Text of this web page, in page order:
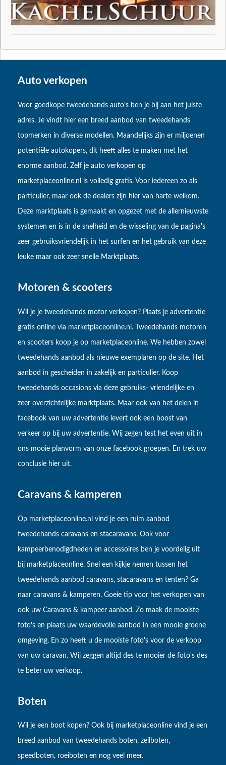
Auto verkopen
Voor goedkope tweedehands auto’s ben je bij aan het juiste
adres. Je vindt hier een breed aanbod van tweedehands
topmerken in diverse modellen. Maandelijks zijn er miljoenen
potentiële autokopers, dit heeft alles te maken met het
enorme aanbod. Zelf je auto verkopen op
marketplaceonline.nl is volledig gratis. Voor iedereen zo als
particulier, maar ook de dealers zijn hier van harte welkom.
Deze marktplaats is gemaakt en opgezet met de allernieuwste
systemen en is in de snelheid en de wisseling van de pagina's
zeer gebruiksvriendelijk in het surfen en het gebruik van deze
leuke maar ook zeer snelle Marktplaats.
Motoren & scooters
Wil je je tweedehands motor verkopen? Plaats je advertentie
gratis online via marketplaceonline.nl. Tweedehands motoren
en scooters koop je op marketplaceonline. We hebben zowel
tweedehands aanbod als nieuwe exemplaren op de site. Het
aanbod in gescheiden in zakelijk en particulier. Koop
tweedehands occasions via deze gebruiks- vriendelijke en
zeer overzichtelijke marktplaats. Maar ook van het delen in
facebook van uw advertentie levert ook een boost van
verkeer op bij uw advertentie. Wij zegen test het even uit in
ons mooie planvorm van onze facebook groepen. En trek uw
conclusie hier uit.
Caravans & kamperen
Op marketplaceonline.nl vind je een ruim aanbod
tweedehands caravans en stacaravans. Ook voor
kampeerbenodigdheden en accessoires ben je voordelig uit
bij marketplaceonline. Snel een kijkje nemen tussen het
tweedehands aanbod caravans, stacaravans en tenten? Ga
naar caravans & kamperen. Goeie tip voor het verkopen van
ook uw Caravans & kampeer aanbod. Zo maak de mooiste
foto's en plaats uw waardevolle aanbod in een mooie groene
omgeving. En zo heeft u de mooiste foto's voor de verkoop
van uw caravan. Wij zeggen altijd des te mooier de foto's des
te beter uw verkoop.
Boten
Wil je een boot kopen? Ook bij marketplaceonline vind je een
breed aanbod van tweedehands boten, zeilboten,
speedboten, roeiboten en nog veel meer.